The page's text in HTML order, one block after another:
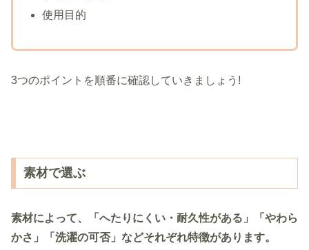
使用目的
3つのポイントを順番に確認していきましょう!
素材で選ぶ
素材によって、「へたりにくい・耐久性がある」「やわら
かさ」「洗濯の可否」などそれぞれ特徴があります。